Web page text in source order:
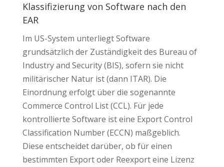
Klassifizierung von Software nach den
EAR
Im US-System unterliegt Software
grundsätzlich der Zuständigkeit des Bureau of
Industry and Security (BIS), sofern sie nicht
militärischer Natur ist (dann ITAR). Die
Einordnung erfolgt über die sogenannte
Commerce Control List (CCL). Für jede
kontrollierte Software ist eine Export Control
Classification Number (ECCN) maßgeblich.
Diese entscheidet darüber, ob für einen
bestimmten Export oder Reexport eine Lizenz